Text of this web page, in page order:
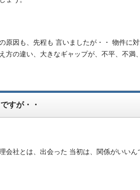
原因も、先程も 言いましたが・・ 物件に
方の違い、大きなギャップが、不平、不満
すが・・
会社とは、出会った 当初は、関係がいいん